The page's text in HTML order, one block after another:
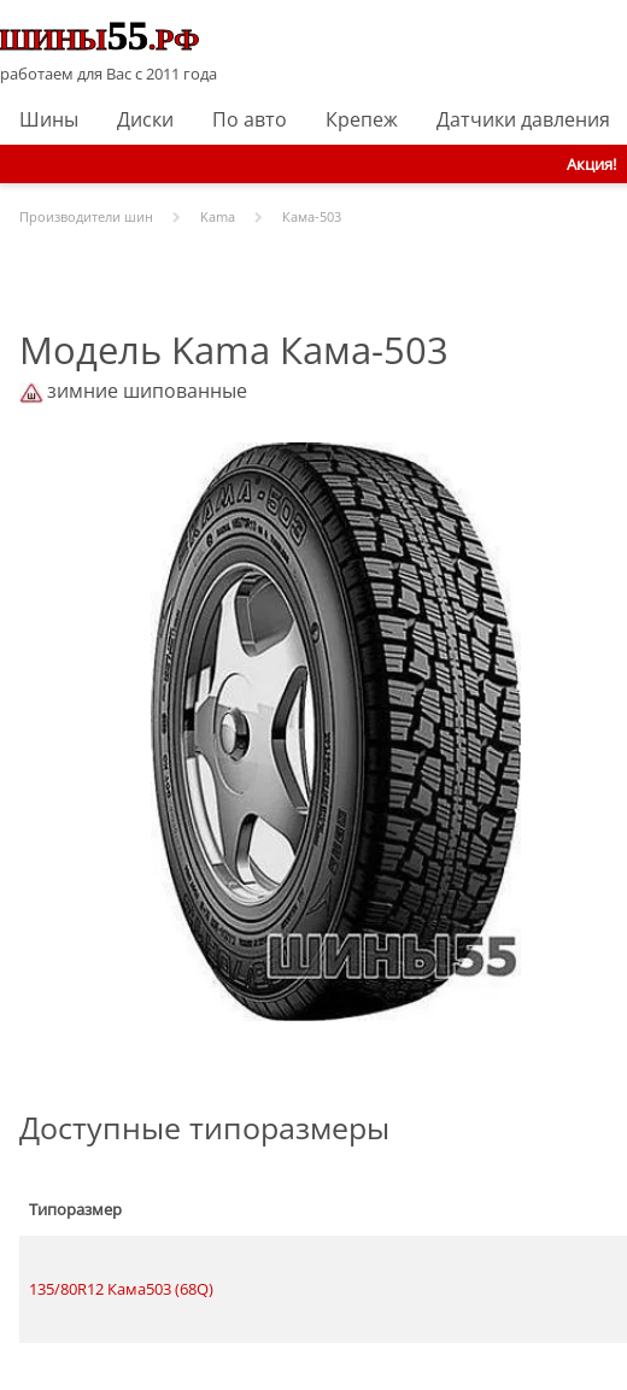
работаем для Вас с 2011 года
Шины Диски По авто Крепеж Датчики давления
Акция!
Производители шин Kama Кама-503
Модель Kama Кама-503
зимние шипованные
Доступные типоразмеры
Типоразмер
135/80R12 Кама503 (68Q)